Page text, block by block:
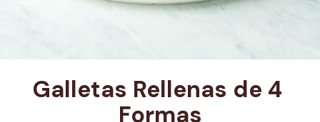
Galletas Rellenas de 4
Formas